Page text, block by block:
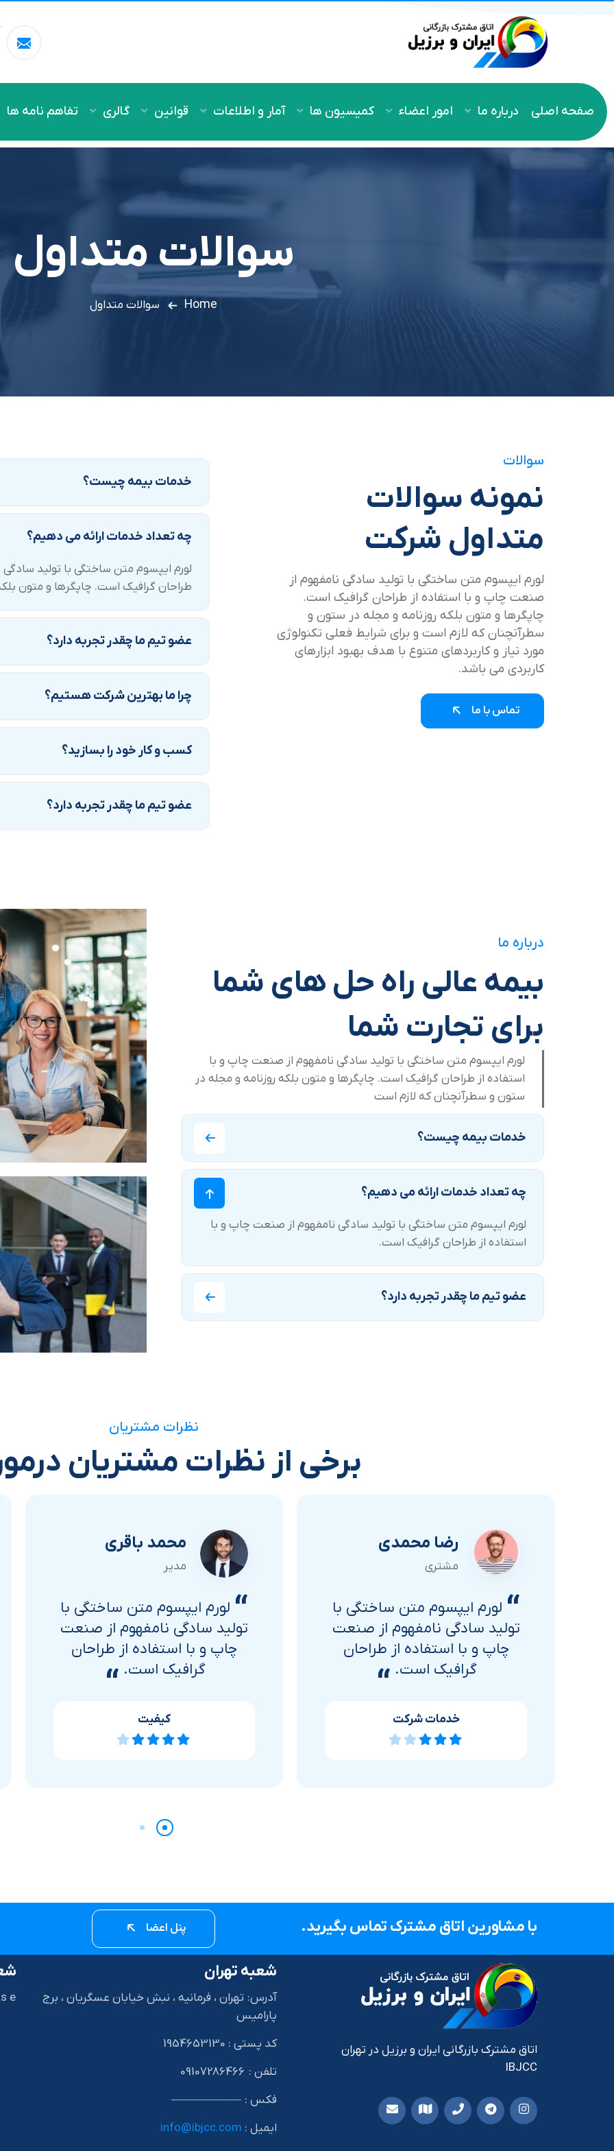
صفحه اصلی درباره ما امور اعضاء کمیسیون ها آمار و اطلاعات قوانین گالری تفاهم نامه ها
سوالات متداول
Home سوالات متداول
سوالات
نمونه سوالات
متداول شرکت
لورم ایپسوم متن ساختگی با تولید سادگی نامفهوم از
صنعت چاپ و با استفاده از طراحان گرافیک است.
چاپگرها و متون بلکه روزنامه و مجله در ستون و
سطرآنچنان که لازم است و برای شرایط فعلی تکنولوژی
مورد نیاز و کاربردهای متنوع با هدف بهبود ابزارهای
کاربردی می باشد.
تماس با ما
خدمات بیمه چیست؟
چه تعداد خدمات ارائه می دهیم؟
لورم ایپسوم متن ساختگی با تولید
طراحان گرافیک است. چاپگرها و متون
عضو تیم ما چقدر تجربه دارد؟
چرا ما بهترین شرکت هستیم؟
کسب و کار خود را بسازید؟
عضو تیم ما چقدر تجربه دارد؟
درباره ما
بیمه عالی راه حل های شما
برای تجارت شما
لورم ایپسوم متن ساختگی با تولید سادگی نامفهوم از صنعت چاپ و با
استفاده از طراحان گرافیک است. چاپگرها و متون بلکه روزنامه و مجله در
ستون و سطرآنچنان که لازم است
خدمات بیمه چیست؟
چه تعداد خدمات ارائه می دهیم؟
لورم ایپسوم متن ساختگی با تولید سادگی نامفهوم از صنعت چاپ و با
استفاده از طراحان گرافیک است.
عضو تیم ما چقدر تجربه دارد؟
نظرات مشتریان
برخی از نظرات مشتریان
رضا محمدی
مشتری
“ لورم ایپسوم متن ساختگی با
تولید سادگی نامفهوم از صنعت
چاپ و با استفاده از طراحان
گرافیک است. “
خدمات شرکت
محمد باقری
مدیر
“ لورم ایپسوم متن ساختگی با
تولید سادگی نامفهوم از صنعت
چاپ و با استفاده از طراحان
گرافیک است. “
کیفیت
با مشاورین اتاق مشترک تماس بگیرید. پنل اعضا
اتاق مشترک بازرگانی ایران و برزیل در تهران
IBJCC
شعبه تهران
آدرس: تهران ، فرمانیه ، نبش خیابان عسگریان ، برج
پارامیس
کد پستی : 1954653130
تلفن : 09107286466
فکس : ——————
ایمیل : info@ibjcc.com
e